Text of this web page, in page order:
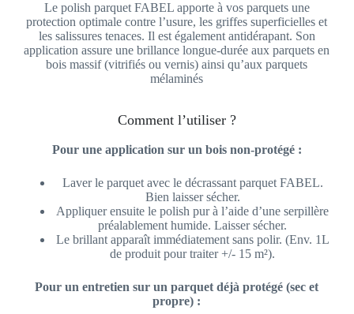
Le polish parquet FABEL apporte à vos parquets une
protection optimale contre l’usure, les griffes superficielles et
les salissures tenaces. Il est également antidérapant. Son
application assure une brillance longue-durée aux parquets en
bois massif (vitrifiés ou vernis) ainsi qu’aux parquets
mélaminés
Comment l’utiliser ?
Pour une application sur un bois non-protégé :
Laver le parquet avec le décrassant parquet FABEL.
Bien laisser sécher.
Appliquer ensuite le polish pur à l’aide d’une serpillère
préalablement humide. Laisser sécher.
Le brillant apparaît immédiatement sans polir. (Env. 1L
de produit pour traiter +/- 15 m²).
Pour un entretien sur un parquet déjà protégé (sec et
propre) :